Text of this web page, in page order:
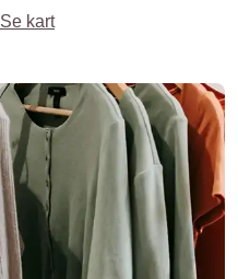
Se kart